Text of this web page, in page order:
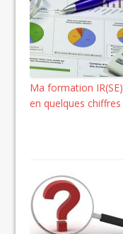
Ma formation IR(SE)
en quelques chiffres